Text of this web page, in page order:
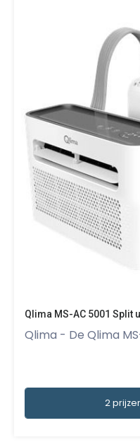
Qlima MS-AC 5001 Split
Qlima - De
2